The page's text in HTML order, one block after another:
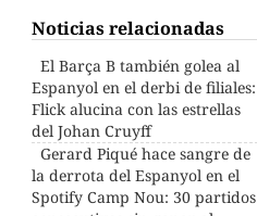
Noticias relacionadas
El Barça B también golea al
Espanyol en el derbi de filiales:
Flick alucina con las estrellas
del Johan Cruyff
Gerard Piqué hace sangre de
la derrota del Espanyol en el
Spotify Camp Nou: 30 partidos